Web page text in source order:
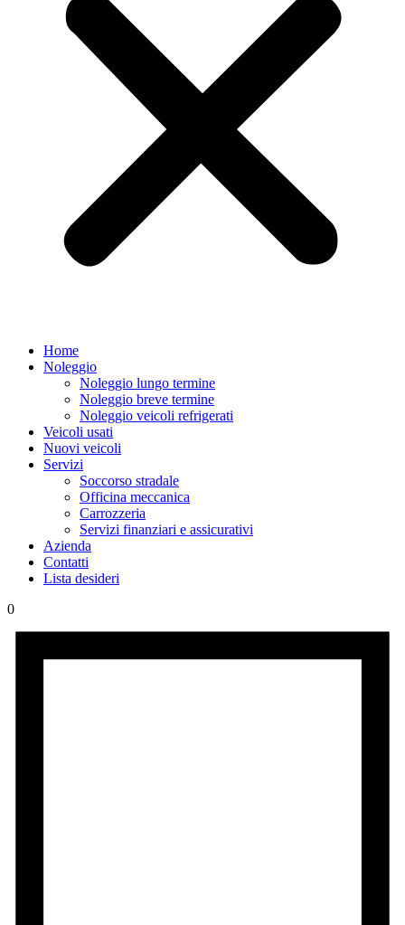
Home
Noleggio
Noleggio lungo termine
Noleggio breve termine
Noleggio veicoli refrigerati
Veicoli usati
Nuovi veicoli
Servizi
Soccorso stradale
Officina meccanica
Carrozzeria
Servizi finanziari e assicurativi
Azienda
Contatti
Lista desideri
0